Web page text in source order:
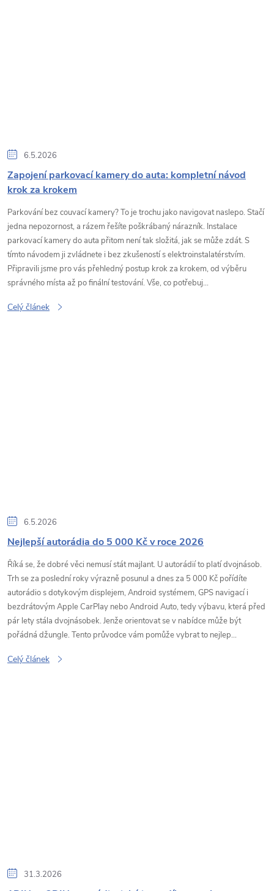
6.5.2026
Zapojení parkovací kamery do auta: kompletní návod
krok za krokem
Parkování bez couvací kamery? To je trochu jako navigovat naslepo. Stačí
jedna nepozornost, a rázem řešíte poškrábaný nárazník. Instalace
parkovací kamery do auta přitom není tak složitá, jak se může zdát. S
tímto návodem ji zvládnete i bez zkušeností s elektroinstalatérstvím.
Připravili jsme pro vás přehledný postup krok za krokem, od výběru
správného místa až po finální testování. Vše, co potřebuj...
Celý článek
6.5.2026
Nejlepší autorádia do 5 000 Kč v roce 2026
Říká se, že dobré věci nemusí stát majlant. U autorádií to platí dvojnásob.
Trh se za poslední roky výrazně posunul a dnes za 5 000 Kč pořídíte
autorádio s dotykovým displejem, Android systémem, GPS navigací i
bezdrátovým Apple CarPlay nebo Android Auto, tedy výbavu, která před
pár lety stála dvojnásobek. Jenže orientovat se v nabídce může být
pořádná džungle. Tento průvodce vám pomůže vybrat to nejlep...
Celý článek
31.3.2026